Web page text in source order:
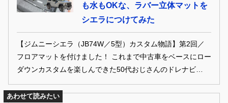
も水もOKな、ラバー立体マットを
シエラにつけてみた
【ジムニーシエラ（JB74W／5型）カスタム物語】第2回／
フロアマットを付けました！ これまで中古車をベースにロー
ダウンカスタムを楽しんできた50代おじさんのドレナビ編集
5型）を購入。だからといってカスタム熱は冷めることな
あわせて読みたい